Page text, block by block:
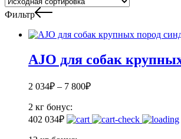
Фильтр
AJO для собак
2 034₽ – 7 800₽
2 кг бонус:
402 034₽